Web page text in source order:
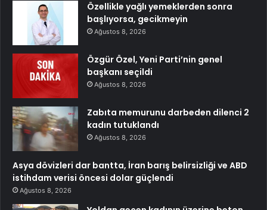
Özellikle yağlı yemeklerden sonra
başlıyorsa, gecikmeyin
Ağustos 8, 2026
Özgür Özel, Yeni Parti’nin genel
başkanı seçildi
Ağustos 8, 2026
Zabıta memurunu darbeden dilenci 2
kadın tutuklandı
Ağustos 8, 2026
Asya dövizleri dar bantta, İran barış belirsizliği ve ABD
istihdam verisi öncesi dolar güçlendi
Ağustos 8, 2026